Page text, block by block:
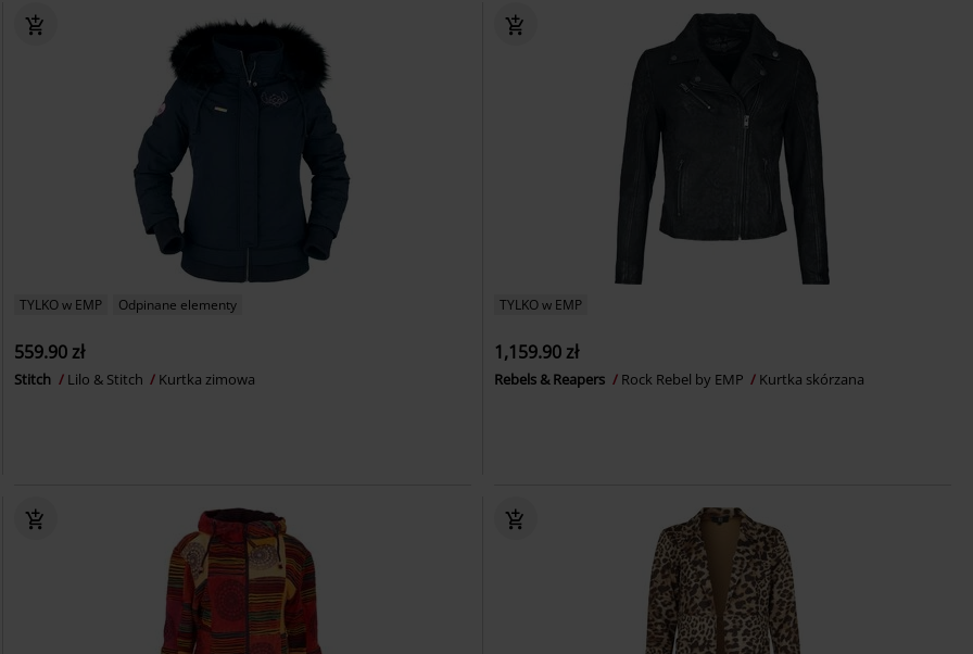
TYLKO w EMP Odpinane elementy
559.90 zł
Stitch Lilo & Stitch Kurtka zimowa
TYLKO w EMP
1,159.90 zł
Rebels & Reapers Rock Rebel by EMP Kurtka skórzana